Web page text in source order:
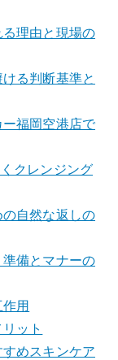
る理由と現場の
る判断基準と
福岡空港店で
クレンジング
自然な返しの
備とマナーの
用
ット
めスキンケア